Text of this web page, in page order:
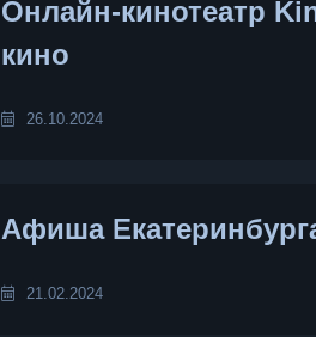
Онлайн-кинотеатр
кино
26.10.2024
Афиша
21.02.2024